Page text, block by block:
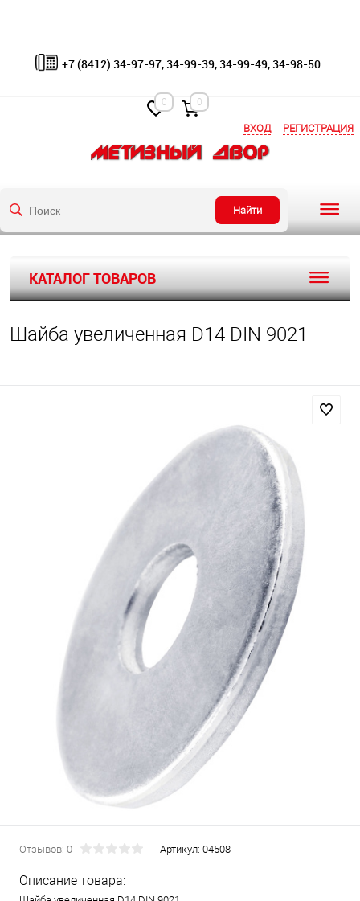
ВХОД РЕГИСТРАЦИЯ
Найти
+7 (8412) 34-97-97, 34-99-39, 34-99-49, 34-98-50
0 0
КАТАЛОГ ТОВАРОВ
Шайба увеличенная D14 DIN 9021
Отзывов: 0 Артикул: 04508
Описание товара: